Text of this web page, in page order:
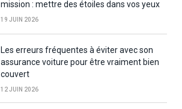
mission : mettre des étoiles dans vos yeux
19 JUIN 2026
Les erreurs fréquentes à éviter avec son
assurance voiture pour être vraiment bien
couvert
12 JUIN 2026